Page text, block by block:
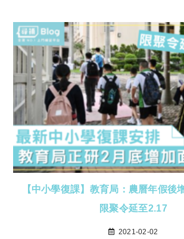
【中小學復課】教育局：農曆年假後
限聚令延至2.17
2021-02-02